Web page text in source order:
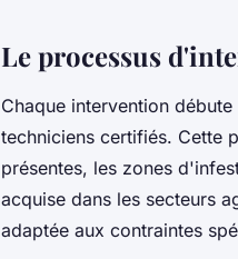
Le processus
Chaque intervention débute
techniciens certifiés. Cette
présentes, les zones
acquise dans les secteurs
adaptée aux contraintes